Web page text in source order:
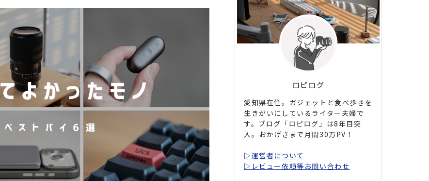
ロピログ
愛知県在住。ガジェットと食べ歩きを
生きがいにしているライター夫婦で
す。ブログ「ロピログ」は8年目突
入。おかげさまで月間30万PV！
▷運営者について
▷レビュー依頼等お問い合わせ